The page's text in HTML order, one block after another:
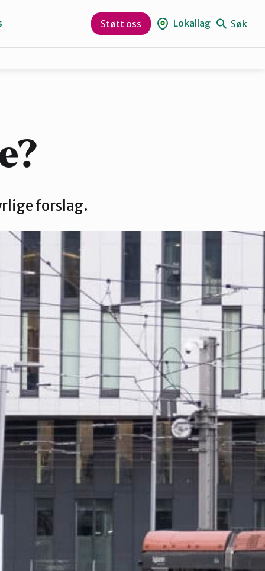
Nordhordland
Støtt oss Lokallag Søk
forslag.